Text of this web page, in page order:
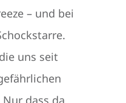
– und bei
uns seit